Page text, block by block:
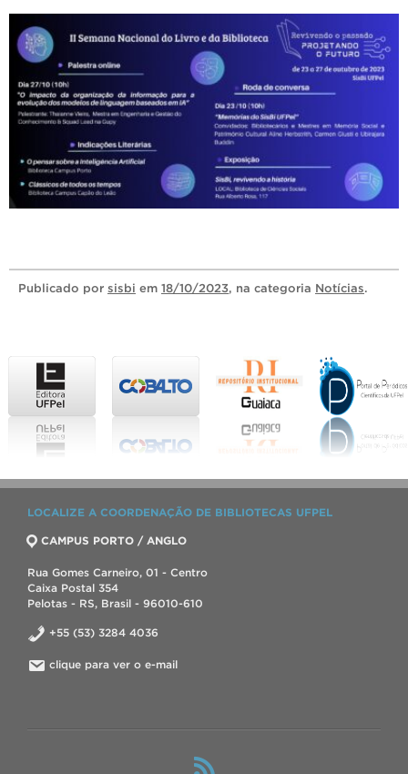
Publicado por sisbi em 18/10/2023, na categoria Notícias.
LOCALIZE A COORDENAÇÃO DE BIBLIOTECAS UFPEL
CAMPUS PORTO / ANGLO
Rua Gomes Carneiro, 01 - Centro
Caixa Postal 354
Pelotas - RS, Brasil - 96010-610
+55 (53) 3284 4036
clique para ver o e-mail